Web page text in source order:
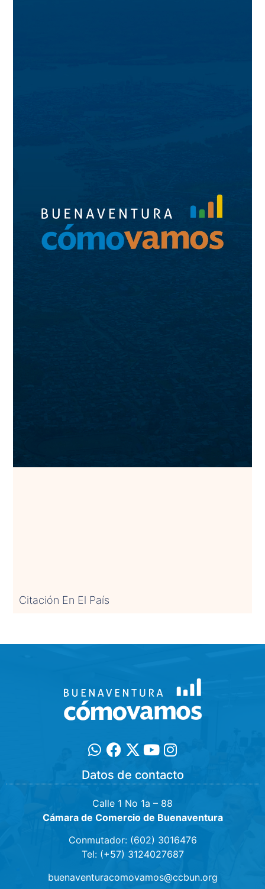
Citación En El País
Datos de contacto
Calle 1 No 1a – 88
Cámara de Comercio de Buenaventura
Conmutador: (602) 3016476
Tel: (+57) 3124027687
buenaventuracomovamos@ccbun.org